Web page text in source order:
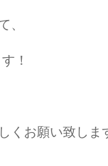
、
！
くお願い致しま